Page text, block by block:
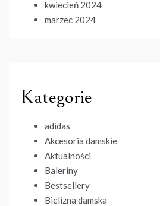
kwiecień 2024
marzec 2024
Kategorie
adidas
Akcesoria damskie
Aktualności
Baleriny
Bestsellery
Bielizna damska